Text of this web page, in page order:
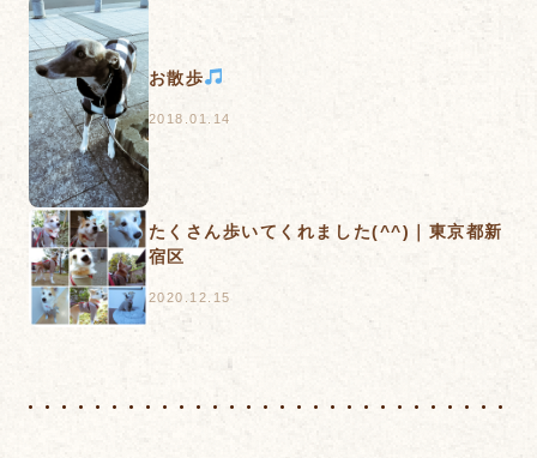
お散歩
2018.01.14
たくさん歩いてくれました(^^)｜東京都新
宿区
2020.12.15